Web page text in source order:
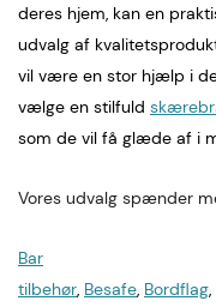
deres hjem, kan en
udvalg af
vil være en stor hjælp i
vælge en stilfuld
som de vil få glæde af i
Vores udvalg spænder
Bar
tilbehør, Besafe, Bordflag,